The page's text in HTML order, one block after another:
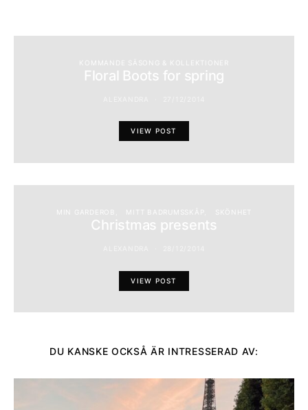
KOMMANDE SÄSONG & KOLLEKTIONER
Floral Boots for spring
VIEW POST
MIN GARDEROB MITT BADRUMSSKÅP SKÖNHET
Christmas presents
VIEW POST
DU KANSKE OCKSÅ ÄR INTRESSERAD AV: